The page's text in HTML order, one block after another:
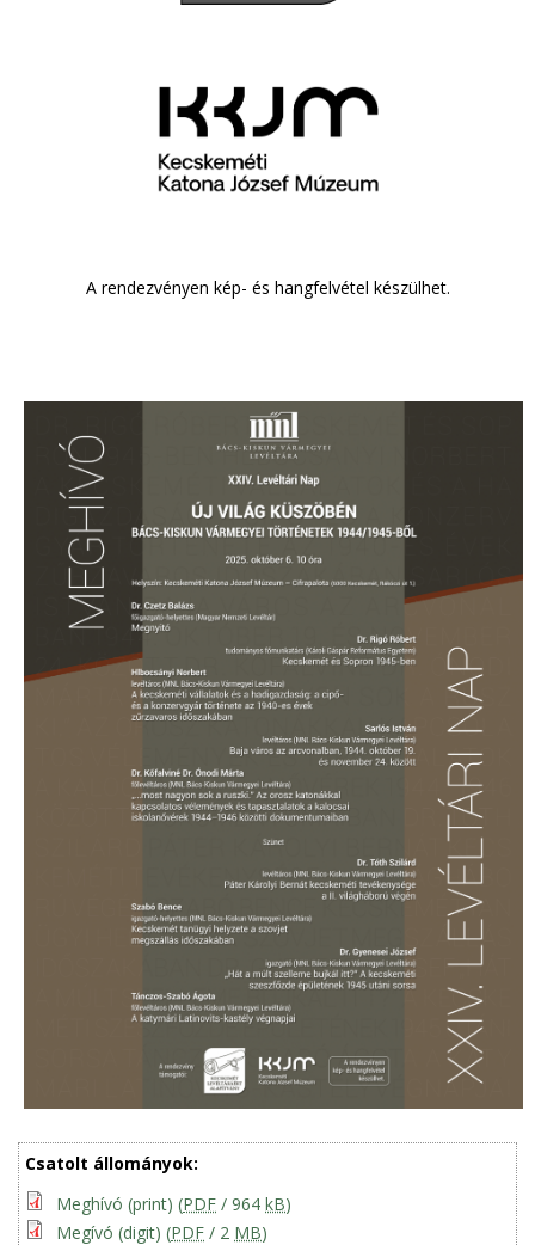
A rendezvényen kép- és hangfelvétel készülhet.
Csatolt állományok:
Meghívó (print) (PDF / 964 kB)
Megívó (digit) (PDF / 2 MB)